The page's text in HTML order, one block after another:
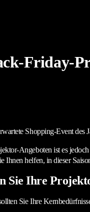
Friday-
Shopping-Event
Angeboten ist es
Ihnen helfen, in dieser
Sie Ihre
Sie Ihre